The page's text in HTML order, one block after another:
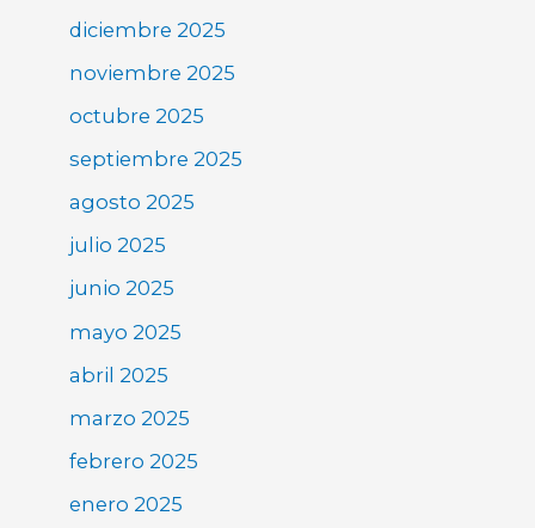
diciembre 2025
noviembre 2025
octubre 2025
septiembre 2025
agosto 2025
julio 2025
junio 2025
mayo 2025
abril 2025
marzo 2025
febrero 2025
enero 2025